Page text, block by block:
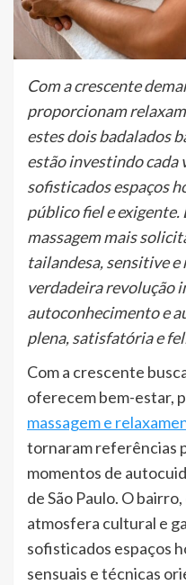
Com a crescente
proporcionam
estes dois badalados
estão investindo cada
sofisticados espaços
público fiel e exigente.
massagem mais
tailandesa, sensitive
verdadeira revolução
autoconhecimento e
plena, satisfatória e
Com a crescente
oferecem bem-estar,
massagem e
tornaram referências
momentos de
de São Paulo. O
atmosfera cultural e
sofisticados espaços
sensuais e técnicas